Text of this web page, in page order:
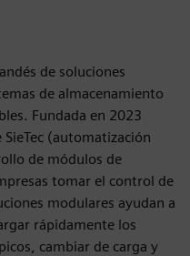
de soluciones
de almacenamiento
Fundada en 2023
(automatización
de módulos de
tomar el control de
modulares ayudan a
rápidamente los
cambiar de carga y